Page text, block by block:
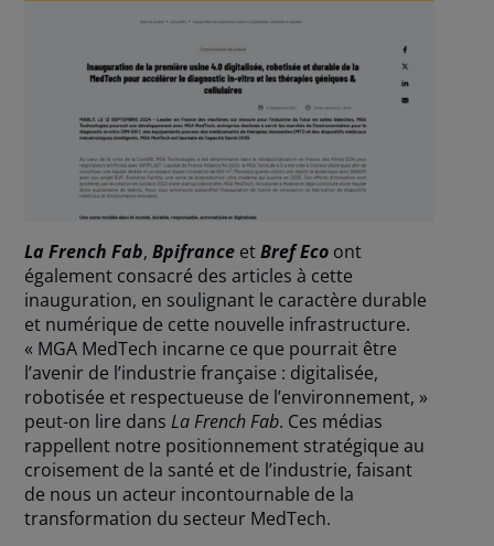
La French Fab,Bpifrance etBref Eco ont
également consacré des articles à cette
inauguration, en soulignant le caractère durable
et numérique de cette nouvelle infrastructure.
« MGA MedTech incarne ce que pourrait être
l’avenir de l’industrie française : digitalisée,
robotisée et respectueuse de l’environnement, »
peut-on lire dansLa French Fab. Ces médias
rappellent notre positionnement stratégique au
croisement de la santé et de l’industrie, faisant
de nous un acteur incontournable de la
transformation du secteur MedTech.